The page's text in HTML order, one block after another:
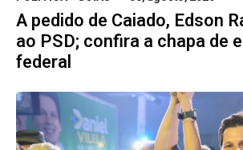
A pedido de Caiado, Edson
ao PSD; confira a chapa de
federal